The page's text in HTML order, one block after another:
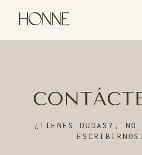
¿TIENES DUDAS?, NO
ESCRIBIRNOS!